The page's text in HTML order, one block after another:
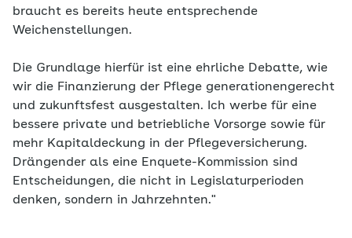
braucht es bereits heute entsprechende
Weichenstellungen.
Die Grundlage hierfür ist eine ehrliche Debatte, wie
wir die Finanzierung der Pflege generationengerecht
und zukunftsfest ausgestalten. Ich werbe für eine
bessere private und betriebliche Vorsorge sowie für
mehr Kapitaldeckung in der Pflegeversicherung.
Drängender als eine Enquete-Kommission sind
Entscheidungen, die nicht in Legislaturperioden
denken, sondern in Jahrzehnten."